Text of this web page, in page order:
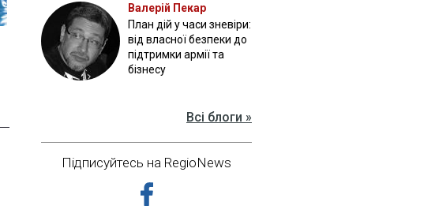
Валерій Пекар
План дій у часи зневіри:
від власної безпеки до
підтримки армії та
бізнесу
Всі блоги »
Підписуйтесь на RegioNews